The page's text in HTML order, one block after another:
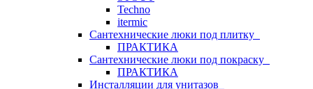
Techno
itermic
Сантехнические люки под плитку
ПРАКТИКА
Сантехнические люки под покраску
ПРАКТИКА
Инсталляции для унитазов